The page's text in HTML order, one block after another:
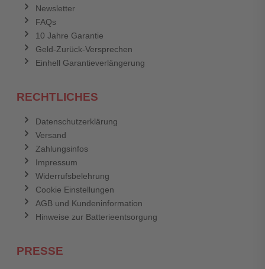
Newsletter
FAQs
10 Jahre Garantie
Geld-Zurück-Versprechen
Einhell Garantieverlängerung
RECHTLICHES
Datenschutzerklärung
Versand
Zahlungsinfos
Impressum
Widerrufsbelehrung
Cookie Einstellungen
AGB und Kundeninformation
Hinweise zur Batterieentsorgung
PRESSE